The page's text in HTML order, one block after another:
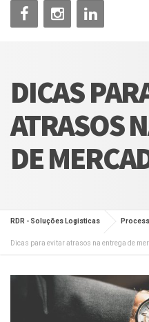
DICAS
ATRASOS
DE
RDR - Soluções Logisticas
Dicas para evitar atrasos na entrega de